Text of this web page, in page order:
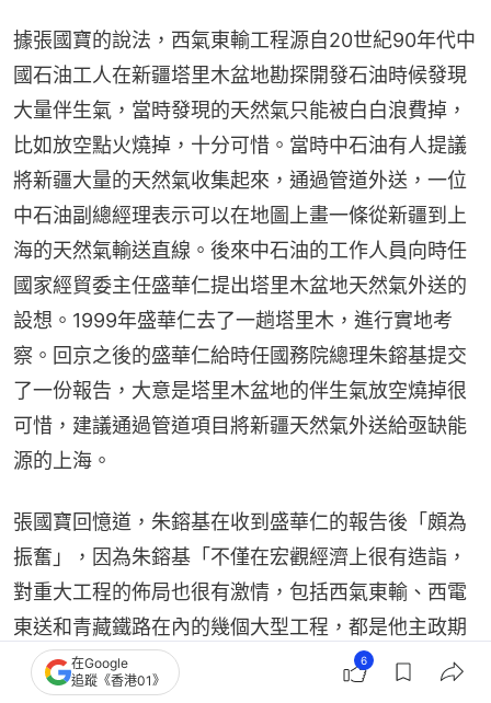
據張國寶的說法，西氣東輸工程源自20世紀90年代中
國石油工人在新疆塔里木盆地勘探開發石油時候發現
大量伴生氣，當時發現的天然氣只能被白白浪費掉，
比如放空點火燒掉，十分可惜。當時中石油有人提議
將新疆大量的天然氣收集起來，通過管道外送，一位
中石油副總經理表示可以在地圖上畫一條從新疆到上
海的天然氣輸送直線。後來中石油的工作人員向時任
國家經貿委主任盛華仁提出塔里木盆地天然氣外送的
設想。1999年盛華仁去了一趟塔里木，進行實地考
察。回京之後的盛華仁給時任國務院總理朱鎔基提交
了一份報告，大意是塔里木盆地的伴生氣放空燒掉很
可惜，建議通過管道項目將新疆天然氣外送給亟缺能
源的上海。
張國寶回憶道，朱鎔基在收到盛華仁的報告後「頗為
振奮」，因為朱鎔基「不僅在宏觀經濟上很有造詣，
對重大工程的佈局也很有激情，包括西氣東輸、西電
東送和青藏鐵路在內的幾個大型工程，都是他主政期
間決定的」。
在Google
追蹤《香港01》
6